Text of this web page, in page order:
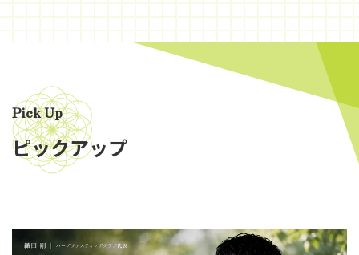
Pick Up
ピックアップ